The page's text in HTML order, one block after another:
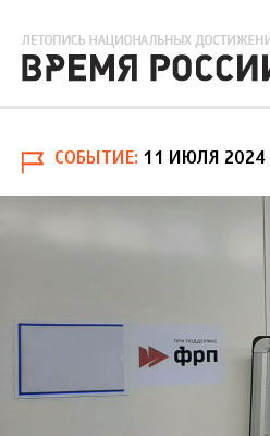
СОБЫТИЕ 11 ИЮЛЯ 2024